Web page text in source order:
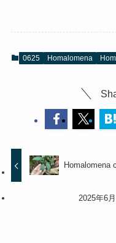
0625 Homalomena
Homalomena
2025年6